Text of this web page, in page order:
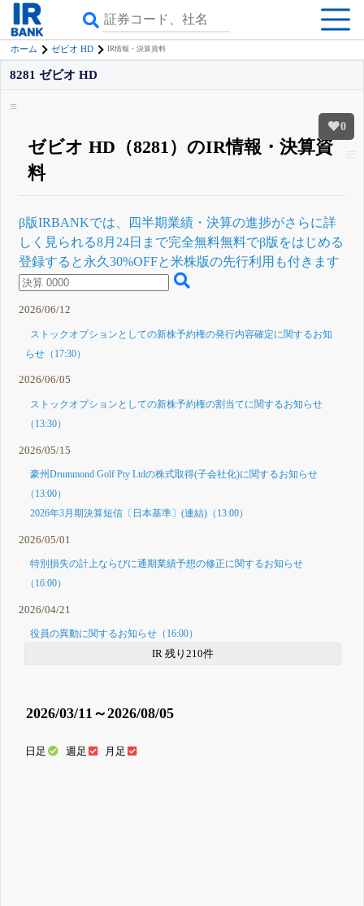
ホーム ゼビオ HD IR情報・決算資料
0
8281 ゼビオ HD
ゼビオ HD（8281）のIR情報・決算資
料
β版IRBANKでは、 四半期業績・決算の進捗がさらに詳
しく見られる8月24日まで完全無料無料でβ版をはじめる
登録すると永久30%OFFと米株版の先行利用も付きます
2026/06/12
ストックオプションとしての新株予約権の発行内容確定に関するお知
らせ（17:30）
2026/06/05
ストックオプションとしての新株予約権の割当てに関するお知らせ
（13:30）
2026/05/15
豪州Drummond Golf Pty Ltdの株式取得(子会社化)に関するお知らせ
（13:00）
2026年3月期決算短信〔日本基準〕(連結)（13:00）
2026/05/01
特別損失の計上ならびに通期業績予想の修正に関するお知らせ
（16:00）
2026/04/21
役員の異動に関するお知らせ（16:00）
IR 残り210件
2026/03/11～2026/08/05
日足 週足 月足